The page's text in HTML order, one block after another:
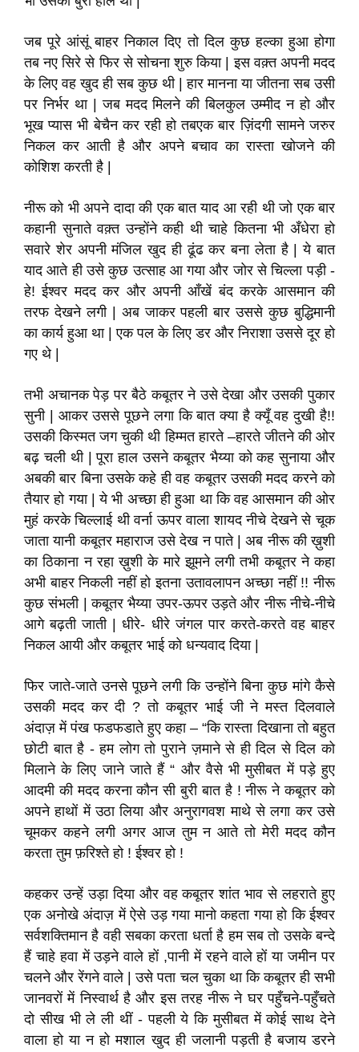
जब पूरे आंसूं बाहर निकाल दिए तो दिल कुछ हल्का हुआ होगा
तब नए सिरे से फिर से सोचना शुरु किया | इस वक़्त अपनी मदद
के लिए वह खुद ही सब कुछ थी | हार मानना या जीतना सब उसी
पर निर्भर था | जब मदद मिलने की बिलकुल उम्मीद न हो और
भूख प्यास भी बेचैन कर रही हो तबएक बार ज़िंदगी सामने जरुर
निकल कर आती है और अपने बचाव का रास्ता खोजने की
कोशिश करती है |
नीरू को भी अपने दादा की एक बात याद आ रही थी जो एक बार
कहानी सुनाते वक़्त उन्होंने कही थी चाहे कितना भी अँधेरा हो
सवारे शेर अपनी मंजिल खुद ही ढूंढ कर बना लेता है | ये बात
याद आते ही उसे कुछ उत्साह आ गया और जोर से चिल्ला पड़ी -
हे! ईश्वर मदद कर और अपनी आँखें बंद करके आसमान की
तरफ देखने लगी | अब जाकर पहली बार उससे कुछ बुद्धिमानी
का कार्य हुआ था | एक पल के लिए डर और निराशा उससे दूर हो
गए थे |
तभी अचानक पेड़ पर बैठे कबूतर ने उसे देखा और उसकी पुकार
सुनी | आकर उससे पूछने लगा कि बात क्या है क्यूँ वह दुखी है!!
उसकी किस्मत जग चुकी थी हिम्मत हारते –हारते जीतने की ओर
बढ़ चली थी | पूरा हाल उसने कबूतर भैय्या को कह सुनाया और
अबकी बार बिना उसके कहे ही वह कबूतर उसकी मदद करने को
तैयार हो गया | ये भी अच्छा ही हुआ था कि वह आसमान की ओर
मुहं करके चिल्लाई थी वर्ना ऊपर वाला शायद नीचे देखने से चूक
जाता यानी कबूतर महाराज उसे देख न पाते | अब नीरू की ख़ुशी
का ठिकाना न रहा ख़ुशी के मारे झूमने लगी तभी कबूतर ने कहा
अभी बाहर निकली नहीं हो इतना उतावलापन अच्छा नहीं !! नीरू
कुछ संभली | कबूतर भैय्या उपर-ऊपर उड़ते और नीरू नीचे-नीचे
आगे बढ़ती जाती | धीरे- धीरे जंगल पार करते-करते वह बाहर
निकल आयी और कबूतर भाई को धन्यवाद दिया |
फिर जाते-जाते उनसे पूछने लगी कि उन्होंने बिना कुछ मांगे कैसे
उसकी मदद कर दी ? तो कबूतर भाई जी ने मस्त दिलवाले
अंदाज़ में पंख फडफडाते हुए कहा – “कि रास्ता दिखाना तो बहुत
छोटी बात है - हम लोग तो पुराने ज़माने से ही दिल से दिल को
मिलाने के लिए जाने जाते हैं “ और वैसे भी मुसीबत में पड़े हुए
आदमी की मदद करना कौन सी बुरी बात है ! नीरू ने कबूतर को
अपने हाथों में उठा लिया और अनुरागवश माथे से लगा कर उसे
चूमकर कहने लगी अगर आज तुम न आते तो मेरी मदद कौन
करता तुम फ़रिश्ते हो ! ईश्वर हो !
कहकर उन्हें उड़ा दिया और वह कबूतर शांत भाव से लहराते हुए
एक अनोखे अंदाज़ में ऐसे उड़ गया मानो कहता गया हो कि ईश्वर
सर्वशक्तिमान है वही सबका करता धर्ता है हम सब तो उसके बन्दे
हैं चाहे हवा में उड़ने वाले हों ,पानी में रहने वाले हों या जमीन पर
चलने और रेंगने वाले | उसे पता चल चुका था कि कबूतर ही सभी
जानवरों में निस्वार्थ है और इस तरह नीरू ने घर पहुँचने-पहुँचते
दो सीख भी ले ली थीं - पहली ये कि मुसीबत में कोई साथ देने
वाला हो या न हो मशाल खुद ही जलानी पड़ती है बजाय डरने